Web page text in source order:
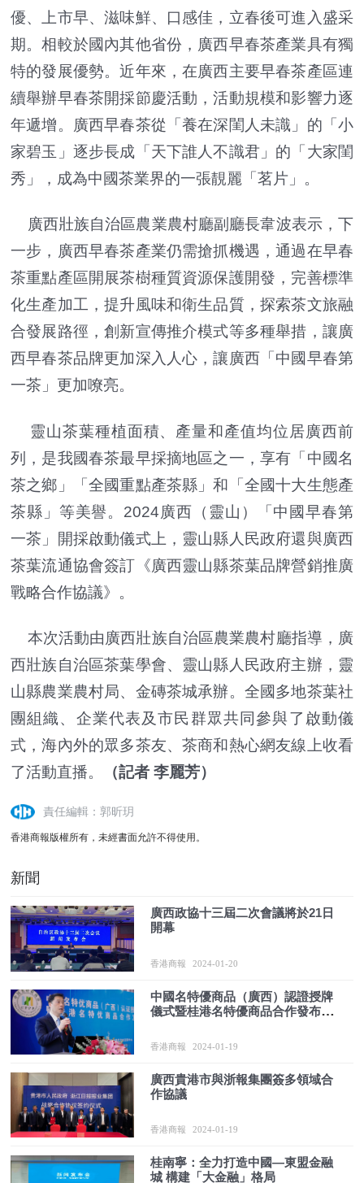
優、上市早、滋味鮮、口感佳，立春後可進入盛采
期。相較於國內其他省份，廣西早春茶產業具有獨
特的發展優勢。近年來，在廣西主要早春茶產區連
續舉辦早春茶開採節慶活動，活動規模和影響力逐
年遞增。廣西早春茶從「養在深閨人未識」的「小
家碧玉」逐步長成「天下誰人不識君」的「大家閨
秀」，成為中國茶業界的一張靚麗「茗片」。
廣西壯族自治區農業農村廳副廳長韋波表示，下
一步，廣西早春茶產業仍需搶抓機遇，通過在早春
茶重點產區開展茶樹種質資源保護開發，完善標準
化生產加工，提升風味和衛生品質，探索茶文旅融
合發展路徑，創新宣傳推介模式等多種舉措，讓廣
西早春茶品牌更加深入人心，讓廣西「中國早春第
一茶」更加嘹亮。
靈山茶葉種植面積、產量和產值均位居廣西前
列，是我國春茶最早採摘地區之一，享有「中國名
茶之鄉」「全國重點產茶縣」和「全國十大生態產
茶縣」等美譽。2024廣西（靈山）「中國早春第
一茶」開採啟動儀式上，靈山縣人民政府還與廣西
茶葉流通協會簽訂《廣西靈山縣茶葉品牌營銷推廣
戰略合作協議》。
本次活動由廣西壯族自治區農業農村廳指導，廣
西壯族自治區茶葉學會、靈山縣人民政府主辦，靈
山縣農業農村局、金磚茶城承辦。全國多地茶葉社
團組織、企業代表及市民群眾共同參與了啟動儀
式，海內外的眾多茶友、茶商和熱心網友線上收看
了活動直播。
（記者 李麗芳）
責任編輯：郭昕玥
香港商報版權所有，未經書面允許不得使用。
新聞
廣西政協十三屆二次會議將於21日
開幕
香港商報 2024-01-20
中國名特優商品（廣西）認證授牌
儀式暨桂港名特優商品合作發布會
香港商報 2024-01-19
廣西貴港市與浙報集團簽多領域合
作協議
香港商報 2024-01-19
桂南寧：全力打造中國—東盟金融
城 構建「大金融」格局